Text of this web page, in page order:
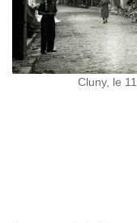
Cluny, le